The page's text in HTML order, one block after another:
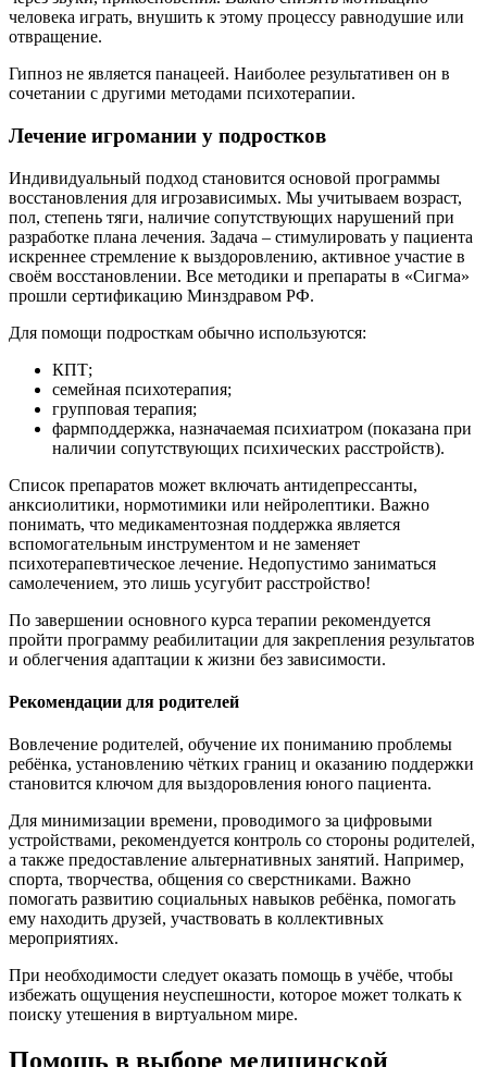
человека играть, внушить к этому процессу равнодушие или
отвращение.
Гипноз не является панацеей. Наиболее результативен он в
сочетании с другими методами психотерапии.
Лечение игромании у подростков
Индивидуальный подход становится основой программы
восстановления для игрозависимых. Мы учитываем возраст,
пол, степень тяги, наличие сопутствующих нарушений при
разработке плана лечения. Задача – стимулировать у пациента
искреннее стремление к выздоровлению, активное участие в
своём восстановлении. Все методики и препараты в «Сигма»
прошли сертификацию Минздравом РФ.
Для помощи подросткам обычно используются:
КПТ;
семейная психотерапия;
групповая терапия;
фармподдержка, назначаемая психиатром (показана при
наличии сопутствующих психических расстройств).
Список препаратов может включать антидепрессанты,
анксиолитики, нормотимики или нейролептики. Важно
понимать, что медикаментозная поддержка является
вспомогательным инструментом и не заменяет
психотерапевтическое лечение. Недопустимо заниматься
самолечением, это лишь усугубит расстройство!
По завершении основного курса терапии рекомендуется
пройти программу реабилитации для закрепления результатов
и облегчения адаптации к жизни без зависимости.
Рекомендации для родителей
Вовлечение родителей, обучение их пониманию проблемы
ребёнка, установлению чётких границ и оказанию поддержки
становится ключом для выздоровления юного пациента.
Для минимизации времени, проводимого за цифровыми
устройствами, рекомендуется контроль со стороны родителей,
а также предоставление альтернативных занятий. Например,
спорта, творчества, общения со сверстниками. Важно
помогать развитию социальных навыков ребёнка, помогать
ему находить друзей, участвовать в коллективных
мероприятиях.
При необходимости следует оказать помощь в учёбе, чтобы
избежать ощущения неуспешности, которое может толкать к
поиску утешения в виртуальном мире.
Помощь в выборе медицинской